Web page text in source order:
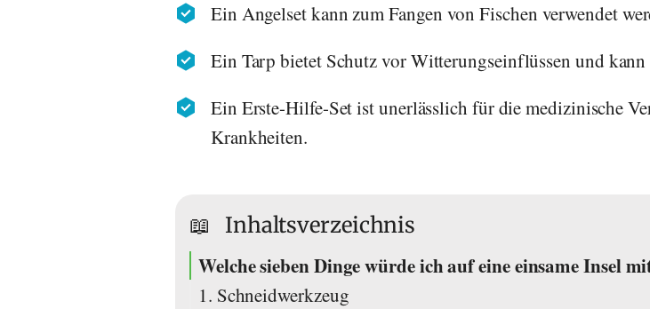
Ein Angelset kann zum Fangen von Fischen verwendet
Ein Tarp bietet Schutz vor Witterungseinflüssen und
Ein Erste-Hilfe-Set ist unerlässlich für die medizinische
Krankheiten.
📖 Inhaltsverzeichnis
Welche sieben Dinge würde ich auf eine einsame Insel
1. Schneidwerkzeug